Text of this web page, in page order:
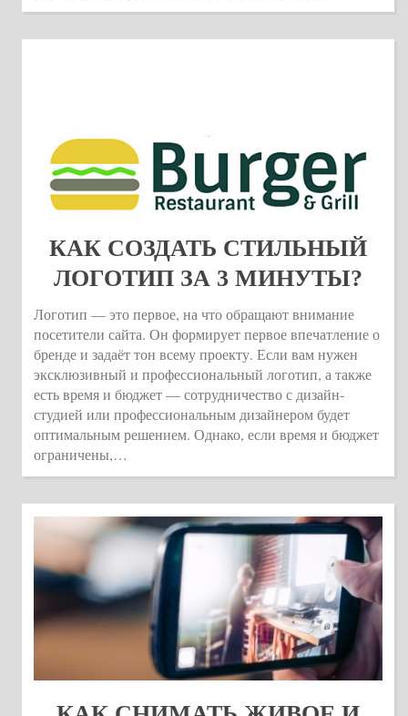
КАК СОЗДАТЬ СТИЛЬНЫЙ
ЛОГОТИП ЗА 3 МИНУТЫ?
Логотип — это первое, на что обращают внимание
посетители сайта. Он формирует первое впечатление о
бренде и задаёт тон всему проекту. Если вам нужен
эксклюзивный и профессиональный логотип, а также
есть время и бюджет — сотрудничество с дизайн-
студией или профессиональным дизайнером будет
оптимальным решением. Однако, если время и бюджет
ограничены,…